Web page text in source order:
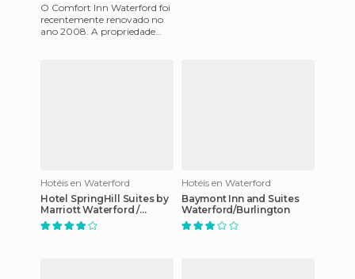
O Comfort Inn Waterford foi
recentemente renovado no
ano 2008. A propriedade
Hotéis en Waterford
Hotel SpringHill Suites by
Marriott Waterford /
Mystic
Hotéis en Waterford
Baymont Inn and Suites
Waterford/Burlington